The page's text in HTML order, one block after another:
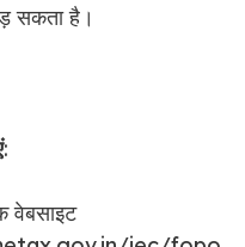
सकता है।
:
वेबसाइट